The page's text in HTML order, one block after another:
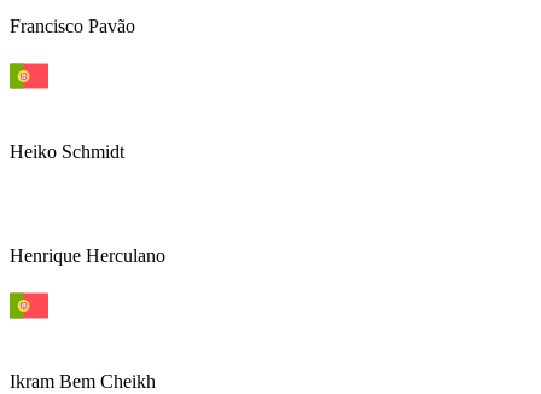
Francisco Pavão
Heiko Schmidt
Henrique Herculano
Ikram Bem Cheikh